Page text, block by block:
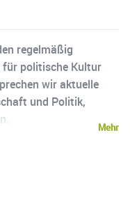
regelmäßig
für politische Kultur
wir aktuelle
und Politik,
Mehr